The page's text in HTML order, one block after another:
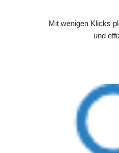
Mit wenigen Klicks
und